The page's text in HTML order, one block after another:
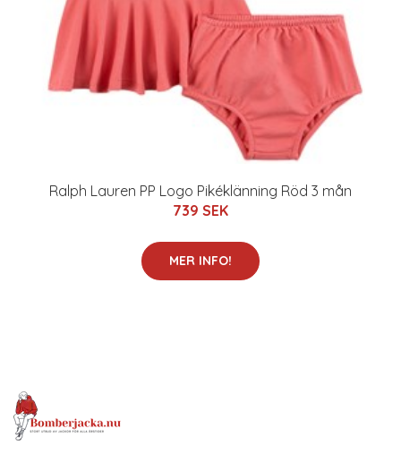
Ralph Lauren PP Logo Pikéklänning Röd 3 mån
739 SEK
MER INFO!